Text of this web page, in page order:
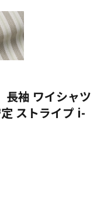
長袖 ワイシャツ
ストライプ i-